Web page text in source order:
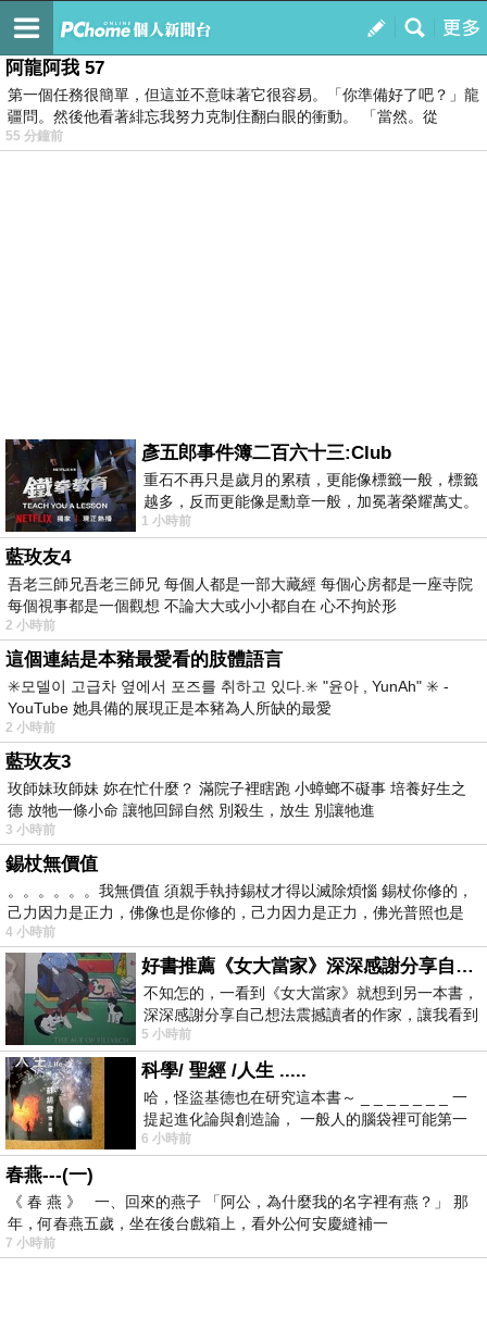
我的
最新文章
阿龍阿我 57
第一個任務很簡單，但這並不意味著它很容易。「你準備好了吧？」龍
疆問。然後他看著緋忘我努力克制住翻白眼的衝動。 「當然。從
55 分鐘前
彥五郎事件簿二百六十三:Club
重石不再只是歲月的累積，更能像標籤一般，標籤
越多，反而更能像是勳章一般，加冕著榮耀萬丈。
習慣一如縱容，成了再難輕輕放下的罪證
1 小時前
藍玫友4
吾老三師兄吾老三師兄 每個人都是一部大藏經 每個心房都是一座寺院
每個視事都是一個觀想 不論大大或小小都自在 心不拘於形
2 小時前
這個連結是本豬最愛看的肢體語言
✳️모델이 고급차 옆에서 포즈를 취하고 있다.✳️ "윤아 , YunAh" ✳️ -
YouTube 她具備的展現正是本豬為人所缺的最愛
2 小時前
藍玫友3
玫師妹玫師妹 妳在忙什麼？ 滿院子裡瞎跑 小蟑螂不礙事 培養好生之
德 放牠一條小命 讓牠回歸自然 別殺生，放生 別讓牠進
3 小時前
錫杖無價值
。。。。。。我無價值 須親手執持錫杖才得以滅除煩惱 錫杖你修的，
己力因力是正力，佛像也是你修的，己力因力是正力，佛光普照也是
4 小時前
好書推薦《女大當家》深深感謝分享自己想法震撼讀者的作家，讓我看到不同樣貌的家庭！
不知怎的，一看到《女大當家》就想到另一本書，
深深感謝分享自己想法震撼讀者的作家，讓我看到
不同樣貌的家庭！ 《女大
5 小時前
科學/ 聖經 /人生 .....
哈，怪盜基德也在研究這本書～ _ _ _ _ _ _ _ 一
提起進化論與創造論， 一般人的腦袋裡可能第一
時間就有「 進化論很科
6 小時前
春燕---(一)
《 春 燕 》 一、回來的燕子 「阿公，為什麼我的名字裡有燕？」 那
年，何春燕五歲，坐在後台戲箱上，看外公何安慶縫補一
7 小時前